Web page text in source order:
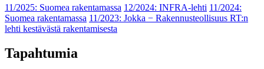
11/2025: Suomea rakentamassa 12/2024: INFRA-lehti 11/2024:
Suomea rakentamassa 11/2023: Jokka − Rakennusteollisuus RT:n
lehti kestävästä rakentamisesta
Tapahtumia